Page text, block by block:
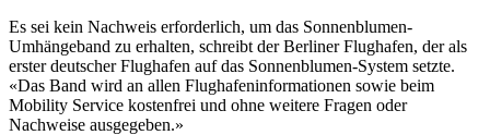
Es sei kein Nachweis erforderlich, um das Sonnenblumen-
Umhängeband zu erhalten, schreibt der Berliner Flughafen, der als
erster deutscher Flughafen auf das Sonnenblumen-System setzte.
«Das Band wird an allen Flughafeninformationen sowie beim
Mobility Service kostenfrei und ohne weitere Fragen oder
Nachweise ausgegeben.»